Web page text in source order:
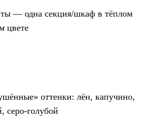
— одна секция/шкаф в тёплом
цвете
оттенки: лён, капучино,
серо-голубой